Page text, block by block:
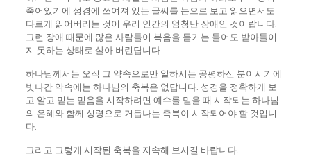
죽어있기에 성경에 쓰여져 있는 글씨를 눈으로 보고 읽으면서도
다르게 읽어버리는 것이 우리 인간의 엄청난 장애인 것이랍니다.
그런 장애 때문에 많은 사람들이 복음을 듣기는 들어도 받아들이
지 못하는 상태로 살아 버린답니다
하나님께서는 오직 그 약속으로만 일하시는 공평하신 분이시기에
빗나간 약속에는 하나님의 축복은 없답니다. 성경을 정확하게 보
고 알고 믿는 믿음을 시작하려면 예수를 믿을 때 시작되는 하나님
의 은혜와 함께 성령으로 거듭나는 축복이 시작되어야 할 것입니
다.
그리고 그렇게 시작된 축복을 지속해 보시길 바랍니다.